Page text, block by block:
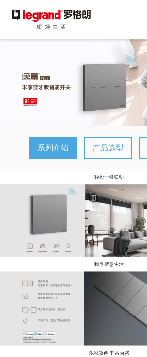
到
像
系列介绍 产品选型
轻松一键联动
畅享智慧生活
纤薄外观
与逸景Plus强弱电组合风格统一
带零线智能开关快速便捷安装
直接替换传统开关
场景开关免布线，随意贴
即装即用，普通灯具秒变智能
多彩颜色 丰富百搭